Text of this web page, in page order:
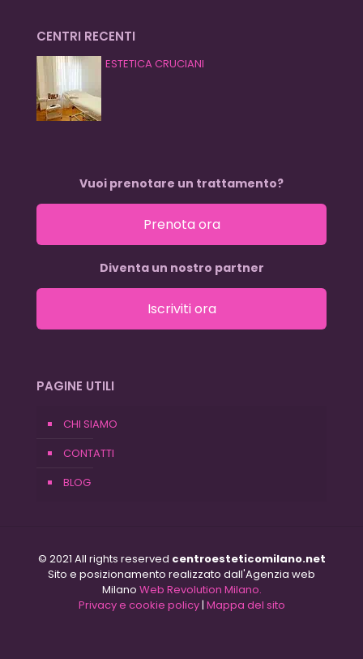
CENTRI RECENTI
ESTETICA CRUCIANI
Vuoi prenotare un trattamento?
Prenota ora
Diventa un nostro partner
Iscriviti ora
PAGINE UTILI
CHI SIAMO
CONTATTI
BLOG
© 2021 All rights reserved centroesteticomilano.net
Sito e posizionamento realizzato dall'Agenzia web
Milano Web Revolution Milano.
Privacy e cookie policy| Mappa del sito